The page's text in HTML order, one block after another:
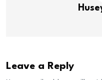
Leave a Reply